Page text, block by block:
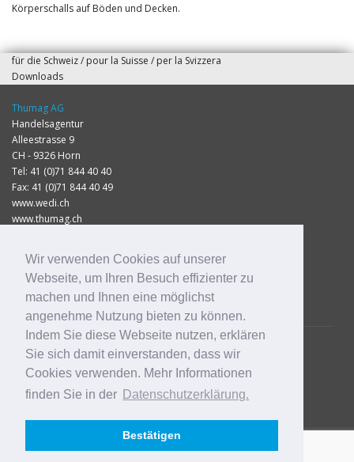
Wir verwenden Cookies auf unserer
Webseite, um Ihren Besuch effizienter zu
machen und Ihnen eine möglichst
angenehme Nutzung bieten zu können.
Indem Sie diese Webseite nutzen, erklären
Sie sich damit einverstanden, dass wir
Cookies verwenden. Mehr Informationen
finden Sie in der Datenschutzerklärung.
Bestätigen
Körperschalls auf Böden und Decken.
für die Schweiz / pour la Suisse / per la Svizzera
Downloads
Thumag AG
Handelsagentur
Alleestrasse 9
CH - 9326 Horn
Tel: 41 (0)71 844 40 40
Fax: 41 (0)71 844 40 49
www.wedi.ch
www.thumag.ch
Impressum
Datenschutz
Preisliste 2026